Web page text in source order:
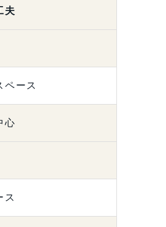
夫
ペース
心
ス